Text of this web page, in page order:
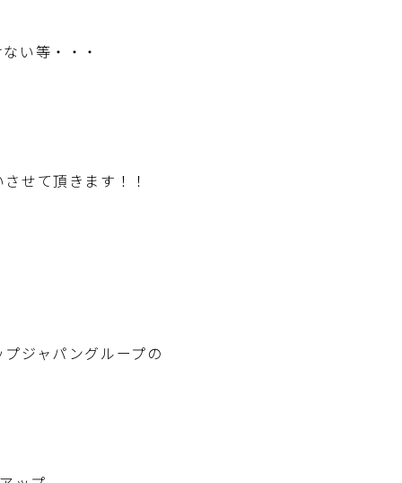
い等・・・
せて頂きます！！
ジャパングループの